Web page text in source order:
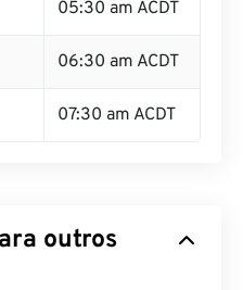
05:30 am ACDT
06:30 am ACDT
07:30 am ACDT
outros